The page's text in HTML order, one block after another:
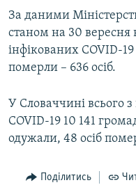
За даними
станом на 30 вересня
інфікованих COVID-
померли – 636 осіб.
У Словаччині всього
COVID-19 10 141
одужали, 48 осіб
Поділитись